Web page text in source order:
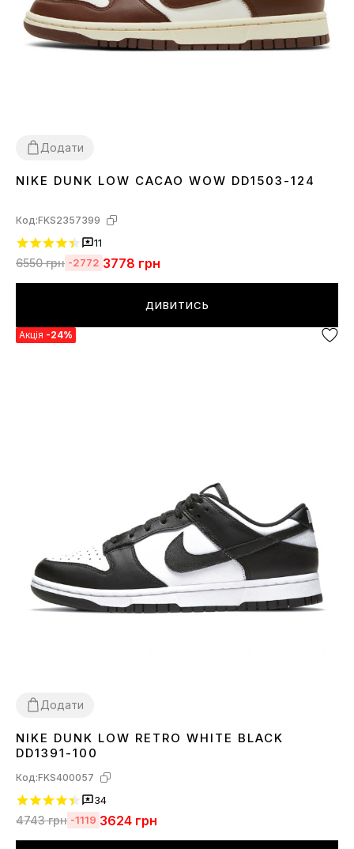
Додати
3637 383940 4142 43 4445
NIKE DUNK LOW CACAO WOW DD1503-124
Код:FKS2357399
11
6550грн -2772 3778 грн
ДИВИТИСЬ
Акція -24%
Додати
3637 383940 4142 43 4445
NIKE DUNK LOW RETRO WHITE BLACK
DD1391-100
Код:FKS400057
34
4743грн -1119 3624 грн